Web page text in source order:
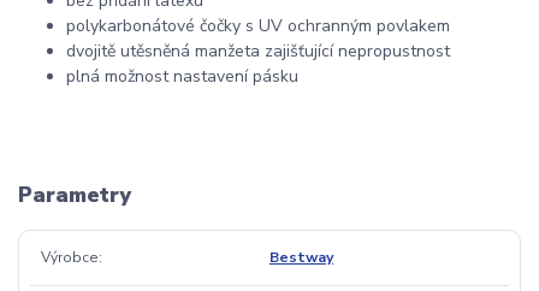
polykarbonátové čočky s UV ochranným povlakem
dvojitě utěsněná manžeta zajišťující nepropustnost
plná možnost nastavení pásku
Parametry
Výrobce Bestway